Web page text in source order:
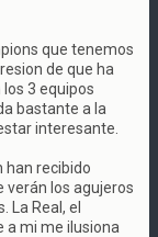
que tenemos
de que ha
3 equipos
bastante a la
interesante.
han recibido
verán los agujeros
La Real, el
a mi me ilusiona